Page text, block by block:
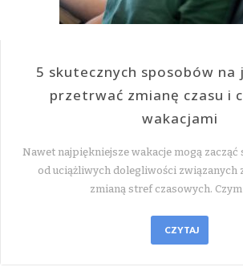
5 skutecznych sposobów na
przetrwać zmianę czasu i
wakacjami
Nawet najpiękniejsze wakacje mogą zacząć
od uciążliwych dolegliwości związanych
zmianą stref czasowych.
CZYTAJ